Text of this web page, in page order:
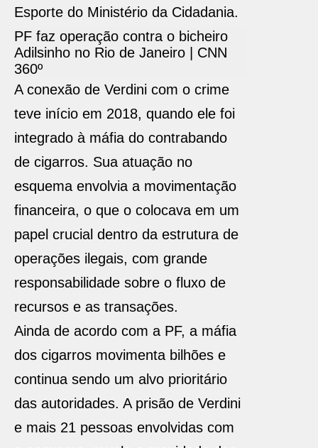
Esporte do Ministério da Cidadania.
PF faz operação contra o bicheiro
Adilsinho no Rio de Janeiro | CNN
360º
A conexão de Verdini com o crime
teve início em 2018, quando ele foi
integrado à máfia do contrabando
de cigarros. Sua atuação no
esquema envolvia a movimentação
financeira, o que o colocava em um
papel crucial dentro da estrutura de
operações ilegais, com grande
responsabilidade sobre o fluxo de
recursos e as transações.
Ainda de acordo com a PF, a máfia
dos cigarros movimenta bilhões e
continua sendo um alvo prioritário
das autoridades. A prisão de Verdini
e mais 21 pessoas envolvidas com